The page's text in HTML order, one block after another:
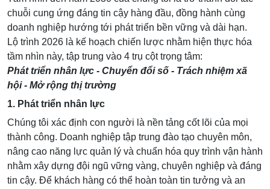
chuỗi cung ứng đáng tin cậy hàng đầu, đồng hành cùng
doanh nghiệp hướng tới phát triển bền vững và dài hạn.
Lộ trình 2026 là kế hoạch chiến lược nhằm hiện thực hóa
tầm nhìn này, tập trung vào 4 trụ cột trọng tâm:
Phát triển nhân lực - Chuyển đổi số - Trách nhiệm xã
hội - Mở rộng thị trường
1. Phát triển nhân lực
Chúng tôi xác định con người là nền tảng cốt lõi của mọi
thành công. Doanh nghiệp tập trung đào tạo chuyên môn,
nâng cao năng lực quản lý và chuẩn hóa quy trình vận hành
nhằm xây dựng đội ngũ vững vàng, chuyên nghiệp và đáng
tin cậy. Để khách hàng có thể hoàn toàn tin tưởng và an